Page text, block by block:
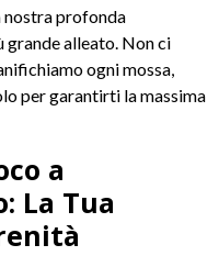
nostra profonda
grande alleato. Non ci
ogni mossa,
per garantirti la massima
a
La Tua